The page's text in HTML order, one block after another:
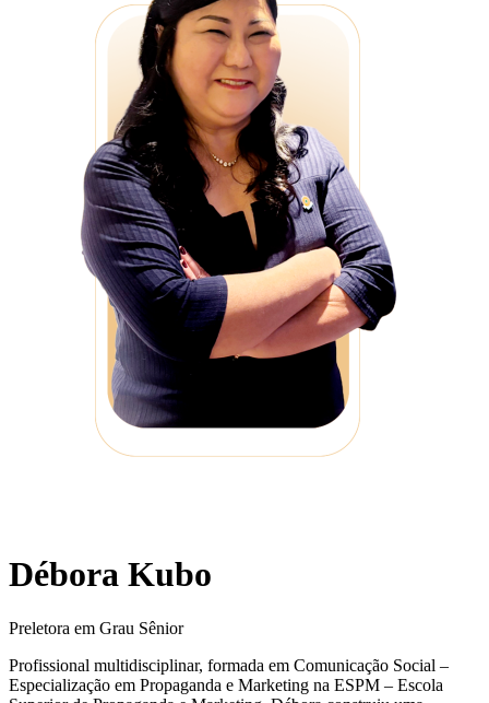
Débora Kubo
Preletora em Grau Sênior
Profissional multidisciplinar, formada em Comunicação Social –
Especialização em Propaganda e Marketing na ESPM – Escola